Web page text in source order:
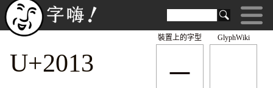
GlyphWiki
–
裝置上的字型
U+2013